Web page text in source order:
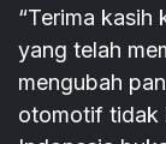
“Terima kasih
yang telah
mengubah
otomotif tidak